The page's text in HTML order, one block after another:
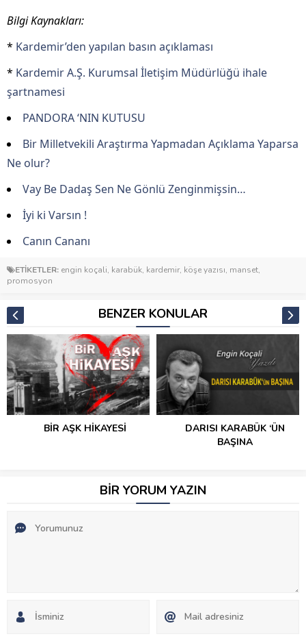
Bilgi Kaynakları:
* Kardemir’den yapılan basın açıklaması
* Kardemir A.Ş. Kurumsal İletişim Müdürlüğü ihale
şartnamesi
PANDORA ‘NIN KUTUSU
Bir Milletvekili Araştırma Yapmadan Açıklama Yaparsa
Ne olur?
Vay Be Dadaş Sen Ne Gönlü Zenginmişsin…
İyi ki Varsın !
Canın Cananı
ETİKETLER: engin koçali, karabük, kardemir, köşe yazısı, manset,
promosyon
BENZER KONULAR
DARISI KARABÜK ‘ÜN
TUZ KOKAR MI?
BİR YORUM YAZIN